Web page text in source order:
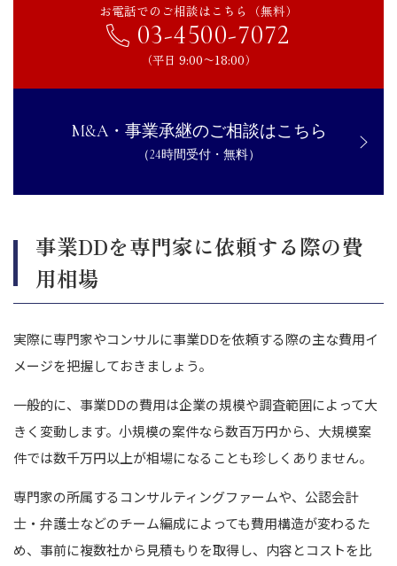
お電話でのご相談はこちら（無料）
03-4500-7072
（平日 9:00〜18:00）
M&A・事業承継のご相談はこちら
（24時間受付・無料）
事業DDを専門家に依頼する際の費
用相場
実際に専門家やコンサルに事業DDを依頼する際の主な費用イ
メージを把握しておきましょう。
一般的に、事業DDの費用は企業の規模や調査範囲によって大
きく変動します。小規模の案件なら数百万円から、大規模案
件では数千万円以上が相場になることも珍しくありません。
専門家の所属するコンサルティングファームや、公認会計
士・弁護士などのチーム編成によっても費用構造が変わるた
め、事前に複数社から見積もりを取得し、内容とコストを比